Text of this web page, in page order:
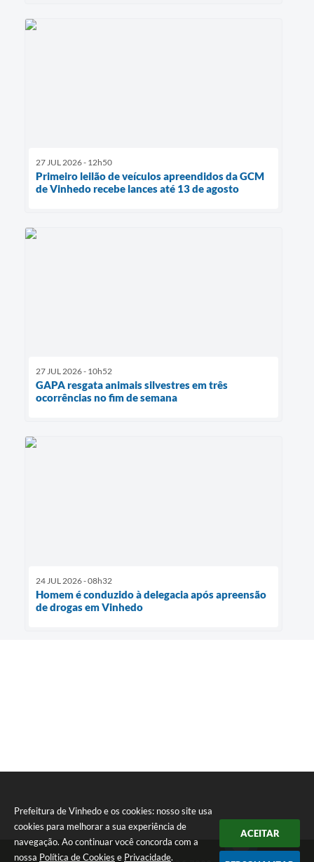
Prefeitura de Vinhedo e os cookies: nosso site usa
cookies para melhorar a sua experiência de
navegação. Ao continuar você concorda com a
nossa Política de Cookies e Privacidade.
ACEITAR
27 JUL 2026 - 12h50
Primeiro leilão de veículos apreendidos da GCM
de Vinhedo recebe lances até 13 de agosto
27 JUL 2026 - 10h52
GAPA resgata animais silvestres em três
ocorrências no fim de semana
24 JUL 2026 - 08h32
Homem é conduzido à delegacia após apreensão
de drogas em Vinhedo